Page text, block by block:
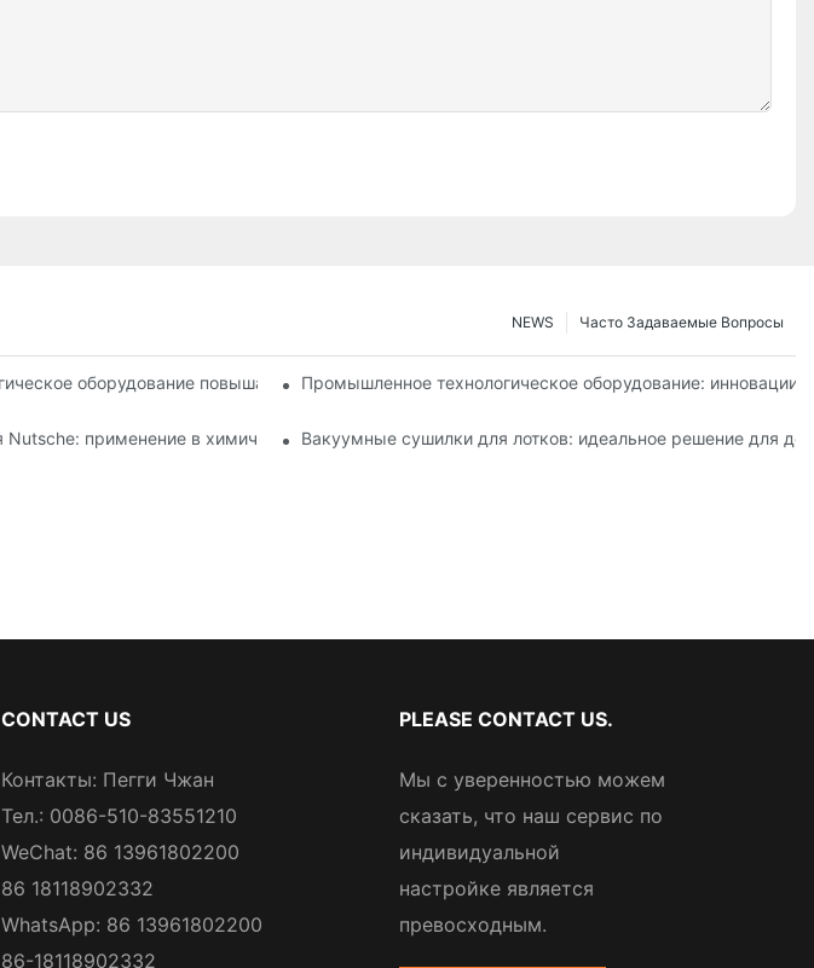
Часто Задаваемые Вопросы
NEWS
оборудование повышает эффективность производства
Промышленное технологическое оборудование:
Nutsche: применение в химической и пищевой промышленности.
Вакуумные сушилки для лотков: идеальное решение для
CONTACT US
Контакты: Пегги Чжан
Тел.: 0086-510-83551210
WeChat: 86 13961802200
86 18118902332
WhatsApp: 86 13961802200
86-18118902332
PLEASE CONTACT US.
Мы с уверенностью можем
сказать, что наш сервис по
индивидуальной
настройке является
превосходным.